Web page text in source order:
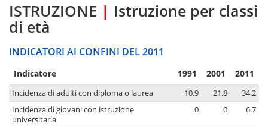
ISTRUZIONE | Istruzione per classi
di età
INDICATORI AI CONFINI DEL 2011
Indicatore 1991 2001 2011
Incidenza di adulti con diploma o laurea 10.9 21.8
34.2
Incidenza di giovani con istruzione
universitaria
0 0 6.7